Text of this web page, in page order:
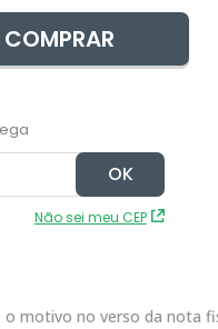
COMPRAR
Não sei meu CEP
o motivo no verso da nota